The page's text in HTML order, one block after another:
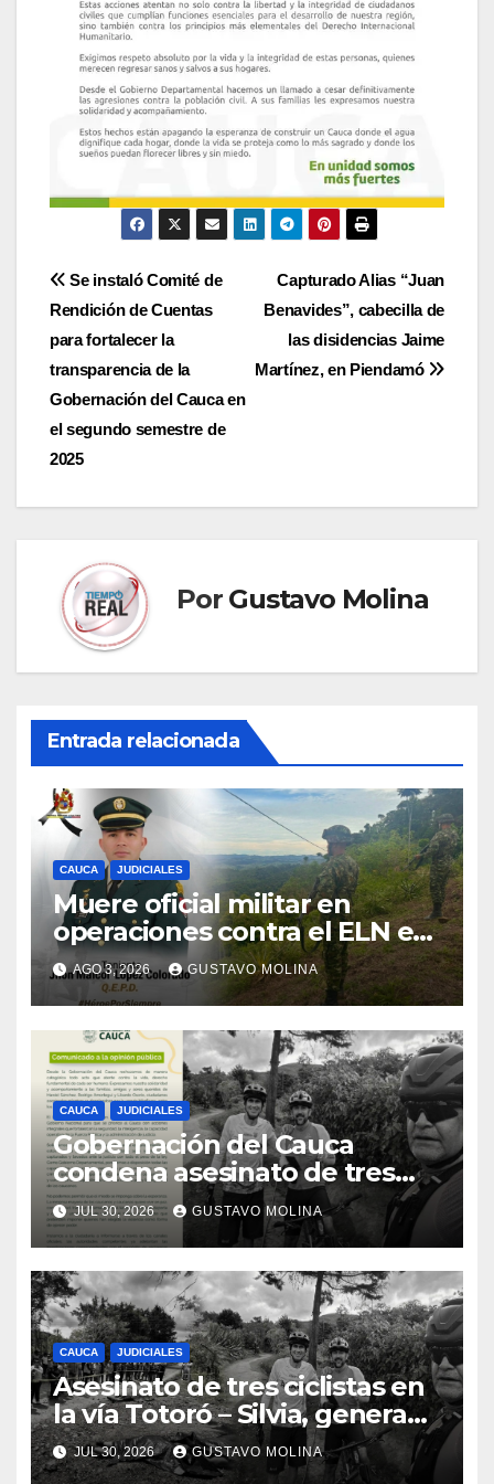
Navegación
de
entradas
Capturado Alias “Juan
Benavides”, cabecilla de
las disidencias Jaime
Martínez, en Piendamó
Se instaló Comité de
Rendición de Cuentas
para fortalecer la
transparencia de la
Gobernación del Cauca en
el segundo semestre de
2025
Por Gustavo Molina
Entrada relacionada
CAUCA JUDICIALES
Muere oficial militar en
operaciones contra el ELN en
el sur del Cauca
AGO 3, 2026 GUSTAVO MOLINA
CAUCA JUDICIALES
Gobernación del Cauca
condena asesinato de tres
ciudadanos y exige medidas
urgentes al Gobierno
Nacional
JUL 30, 2026 GUSTAVO MOLINA
CAUCA JUDICIALES
Asesinato de tres ciclistas en
la vía Totoró – Silvia, genera
consternación en el Cauca
JUL 30, 2026 GUSTAVO MOLINA